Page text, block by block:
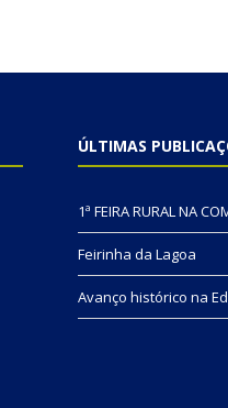
ÚLTIMAS
1ª FEIRA RURAL NA
Feirinha da Lagoa
Avanço histórico na